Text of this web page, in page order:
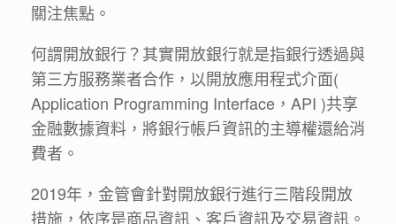
關注焦點。
何謂開放銀行？其實開放銀行就是指銀行透過與
第三方服務業者合作，以開放應用程式介面(
Application Programming Interface，API )共享
金融數據資料，將銀行帳戶資訊的主導權還給消
費者。
2019年，金管會針對開放銀行進行三階段開放
措施，依序是商品資訊、客戶資訊及交易資訊。